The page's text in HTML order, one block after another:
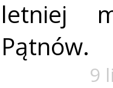
letniej
Pątnów.
9